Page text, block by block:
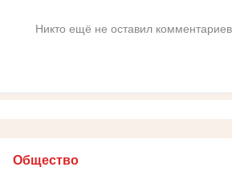
Никто ещё не оставил
Общество